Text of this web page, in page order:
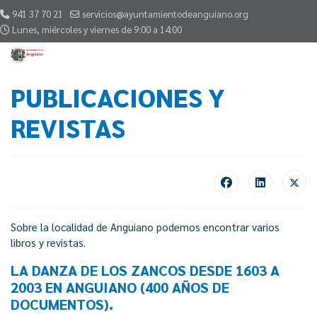
941 37 70 21
servicios@ayuntamientodeanguiano.org
Lunes, miércoles y viernes de 9:00 a 14:00
PUBLICACIONES Y
REVISTAS
Sobre la localidad de Anguiano podemos encontrar varios
libros y revistas.
LA DANZA DE LOS ZANCOS DESDE 1603 A
2003 EN ANGUIANO (400 AÑOS DE
DOCUMENTOS).